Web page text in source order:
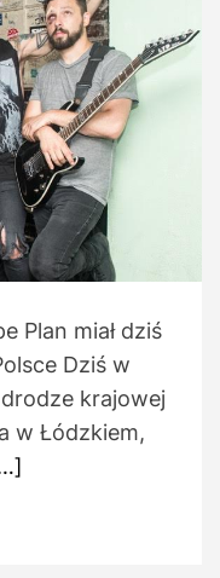
t
i
m
a
e
d
r
e
a
d
m
e
Plan miał dziś
Dziś w
krajowej
w Łódzkiem,